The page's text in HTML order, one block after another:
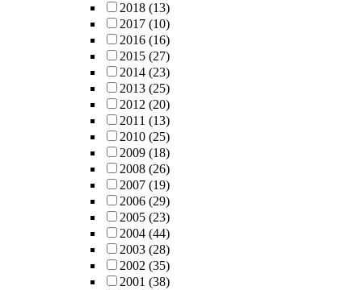
2018 (13)
2017 (10)
2016 (16)
2015 (27)
2014 (23)
2013 (25)
2012 (20)
2011 (13)
2010 (25)
2009 (18)
2008 (26)
2007 (19)
2006 (29)
2005 (23)
2004 (44)
2003 (28)
2002 (35)
2001 (38)